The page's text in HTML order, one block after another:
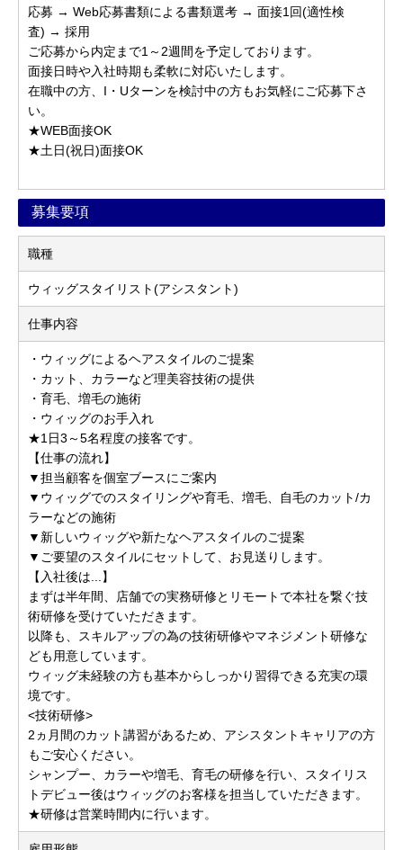
応募 → Web応募書類による書類選考 → 面接1回(適性検
査) → 採用
ご応募から内定まで1～2週間を予定しております。
面接日時や入社時期も柔軟に対応いたします。
在職中の方、I・Uターンを検討中の方もお気軽にご応募下さ
い。
★WEB面接OK
★土日(祝日)面接OK
募集要項
職種
ウィッグスタイリスト(アシスタント)
仕事内容
・ウィッグによるヘアスタイルのご提案
・カット、カラーなど理美容技術の提供
・育毛、増毛の施術
・ウィッグのお手入れ
★1日3～5名程度の接客です。
【仕事の流れ】
▼担当顧客を個室ブースにご案内
▼ウィッグでのスタイリングや育毛、増毛、自毛のカット/カ
ラーなどの施術
▼新しいウィッグや新たなヘアスタイルのご提案
▼ご要望のスタイルにセットして、お見送りします。
【入社後は...】
まずは半年間、店舗での実務研修とリモートで本社を繋ぐ技
術研修を受けていただきます。
以降も、スキルアップの為の技術研修やマネジメント研修な
ども用意しています。
ウィッグ未経験の方も基本からしっかり習得できる充実の環
境です。
<技術研修>
2ヵ月間のカット講習があるため、アシスタントキャリアの方
もご安心ください。
シャンプー、カラーや増毛、育毛の研修を行い、スタイリス
トデビュー後はウィッグのお客様を担当していただきます。
★研修は営業時間内に行います。